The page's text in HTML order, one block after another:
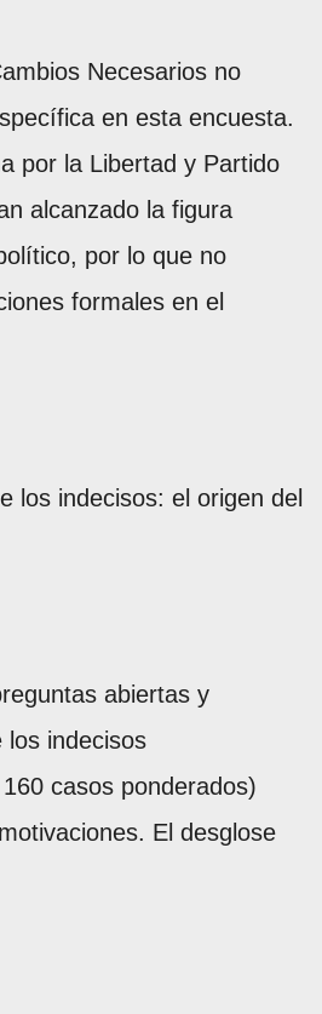
Necesarios no
en esta encuesta.
por la Libertad y Partido
alcanzado la figura
por lo que no
formales en el
los indecisos: el origen del
abiertas y
los indecisos
casos ponderados)
El desglose